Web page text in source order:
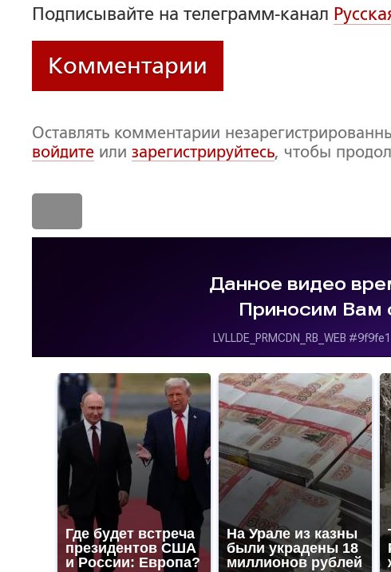
Подписывайте на телеграмм-канал
Комментарии
Оставлять комментарии
войдите или зарегистрируйтесь, чтобы
Где будет встреча
президентов США
и России: Европа?
На Урале из казны
были украдены 18
миллионов рублей